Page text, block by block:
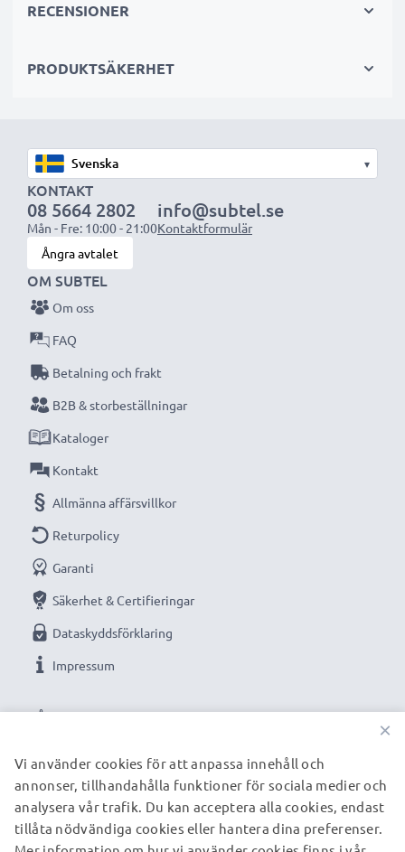
sekundär-, backup-, reserv- eller extrabatterier för
Välj CELLONIC och kompromissa aldrig med
kvaliteten. Beställ nu!
RECENSIONER
PRODUKTSÄKERHET
▾
KONTAKT
08 5664 2802
Mån - Fre: 10:00 - 21:00
info@subtel.se
Kontaktformulär
Ångra avtalet
VÅRA BETALNINGSALTERNATIV
OM SUBTEL
Om oss
FAQ
Betalning och frakt
B2B & storbeställningar
Kataloger
Kontakt
Allmänna affärsvillkor
Returpolicy
Garanti
Säkerhet & Certifieringar
Dataskyddsförklaring
Impressum
VÅRA FRAKTPARTNERS
×
Vi använder cookies för att anpassa innehåll och
annonser, tillhandahålla funktioner för sociala medier och
analysera vår trafik. Du kan acceptera alla cookies, endast
tillåta nödvändiga cookies eller hantera dina preferenser.